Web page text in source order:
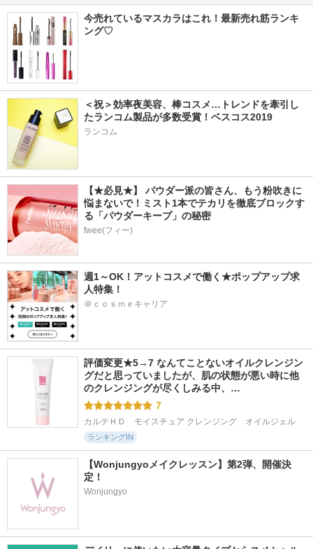
今売れているマスカラはこれ！最新売れ筋ランキ
ング♡
＜祝＞効率夜美容、棒コスメ…トレンドを牽引し
たランコム製品が多数受賞！ベスコス2019
ランコム
【★必見★】 パウダー派の皆さん、もう粉吹きに
悩まないで！ミスト1本でテカリを徹底ブロックす
る「パウダーキープ」の秘密
fwee(フィー)
週1～OK！アットコスメで働く★ポップアップ求
人特集！
＠ｃｏｓｍｅキャリア
評価変更★5→7 なんてことないオイルクレンジン
グだと思っていましたが、肌の状態が悪い時に他
のクレンジングが尽くしみる中、…
7
カルテＨＤ　モイスチュア クレンジング　オイルジェル
ランキングIN
【Wonjungyoメイクレッスン】第2弾、開催決
定！
Wonjungyo